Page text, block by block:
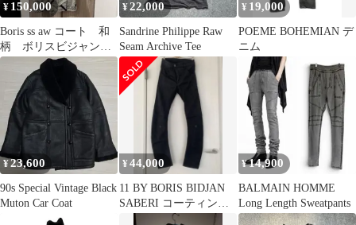
¥ 150,000
Boris ss aw コート 和
柄 ボリスビジャンサ
ベリ
¥22,000
Sandrine Philippe Raw
Seam Archive Tee
¥ 19,000
POEME BOHEMIAN デ
ニム
¥23,600
90s Special Vintage Black
Muton Car Coat
¥44,000
11 BY BORIS BIDJAN
SABERI コーティング
カーブドスキニー
¥14,900
BALMAIN HOMME
Long Length Sweatpants